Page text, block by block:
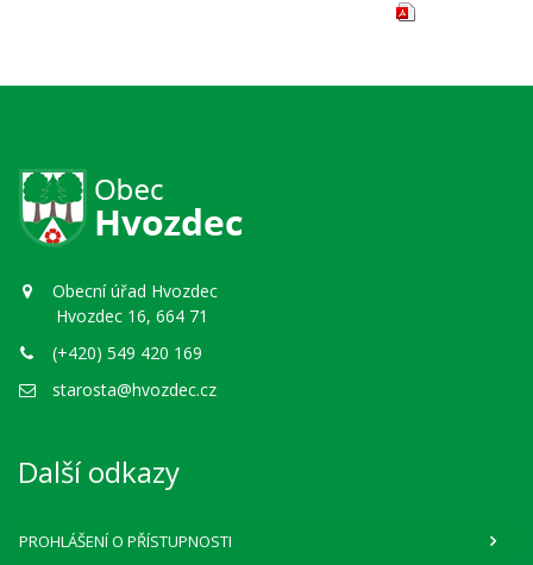
Obecní úřad Hvozdec
Hvozdec 16, 664 71
(+420) 549 420 169
starosta@hvozdec.cz
Další odkazy
PROHLÁŠENÍ O PŘÍSTUPNOSTI